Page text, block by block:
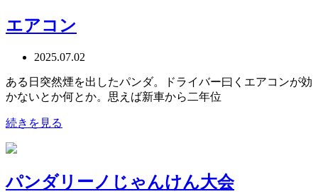
エアコン
2025.07.02
ある日突然煙を出したパンダ。ドライバー曰くエアコンが効
かないとか何とか。思えば新車から二年位
続きを見る
パンダリーノじゃんけん大会